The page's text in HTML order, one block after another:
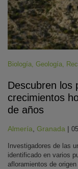
Biología, Geología,
Descubren los
crecimientos
de años
Almería, Granada |
Investigadores de las
identificado en varios
afloramientos de